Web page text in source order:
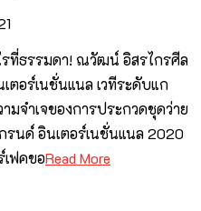
รที่ธรรมดา! ณวัฒน์ อิสรไกรศีล
ตอร์เนชั่นแนล เวทีระดับแก
จำเจของการประกวดชุดว่าย
รนด์ อินเตอร์เนชั่นแนล 2020
เฟคขอRead More